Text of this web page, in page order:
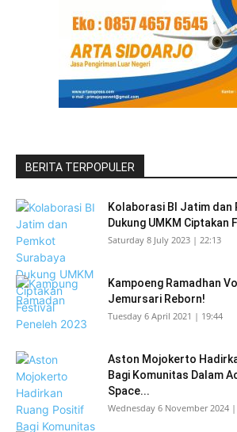
BERITA TERPOPULER
Kolaborasi BI Jatim dan
Dukung UMKM Ciptakan
Saturday 8 July 2023 | 22:13
Kampoeng Ramadhan
Jemursari Reborn!
Tuesday 6 April 2021 | 19:44
Aston Mojokerto
Bagi Komunitas Dalam
Space...
Wednesday 6 November 2024